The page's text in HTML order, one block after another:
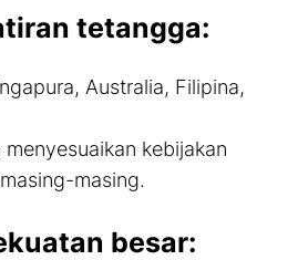
tetangga:
Australia, Filipina,
menyesuaikan kebijakan
masing.
besar: